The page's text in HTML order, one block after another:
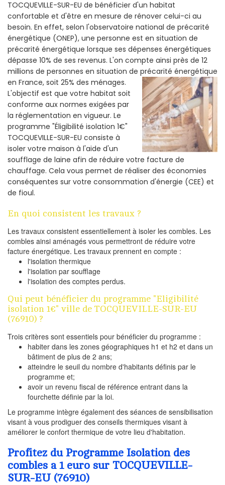
TOCQUEVILLE-SUR-EU de bénéficier d'un habitat
confortable et d'être en mesure de rénover celui-ci au
besoin. En effet, selon l'observatoire national de précarité
énergétique (ONEP), une personne est en situation de
précarité énergétique lorsque ses dépenses énergétiques
dépasse 10% de ses revenus. L'on compte ainsi près de 12
millions de personnes en situation de précarité énergétique
en France, soit 25% des ménages.
L'objectif est que votre habitat soit
conforme aux normes exigées par
la réglementation en vigueur. Le
programme "Éligibilité isolation 1€"
TOCQUEVILLE-SUR-EU consiste à
isoler votre maison à l'aide d'un
soufflage de laine afin de réduire votre facture de
chauffage. Cela vous permet de réaliser des économies
conséquentes sur votre consommation d'énergie (CEE) et
de fioul.
En quoi consistent les travaux ?
Les travaux consistent essentiellement à isoler les combles. Les
combles ainsi aménagés vous permettront de réduire votre
facture énergétique. Les travaux prennent en compte :
l'isolation thermique
l'isolation par soufflage
l'isolation des comptes perdus.
Qui peut bénéficier du programme "Eligibilité
isolation 1€" ville de TOCQUEVILLE-SUR-EU
(76910) ?
Trois critères sont essentiels pour bénéficier du programme :
habiter dans les zones géographiques h1 et h2 et dans un
bâtiment de plus de 2 ans;
atteindre le seuil du nombre d'habitants définis par le
programme et;
avoir un revenu fiscal de référence entrant dans la
fourchette définie par la loi.
Le programme intègre également des séances de sensibilisation
visant à vous prodiguer des conseils thermiques visant à
améliorer le confort thermique de votre lieu d'habitation.
Profitez du Programme Isolation des
combles a 1 euro sur TOCQUEVILLE-
SUR-EU (76910)